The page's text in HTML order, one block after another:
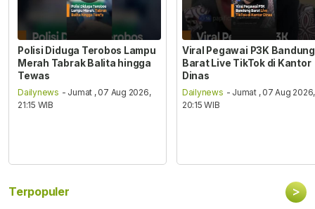
Polisi Diduga Terobos Lampu
Merah Tabrak Balita hingga
Tewas
Dailynews - Jumat , 07 Aug 2026,
21:15 WIB
Viral Pegawai P3K Bandung
Barat Live TikTok di Kantor
Dinas
Dailynews - Jumat , 07 Aug 2026,
20:15 WIB
Terpopuler >